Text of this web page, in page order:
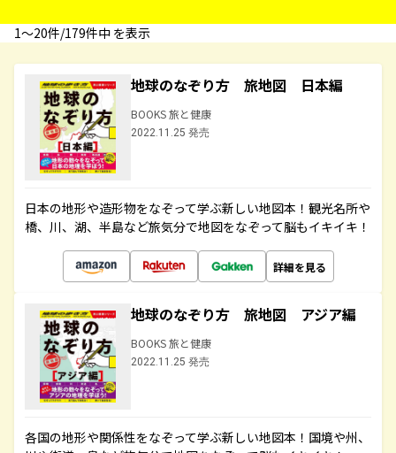
1〜20件/179件中 を表示
地球のなぞり方 旅地図 日本編
BOOKS 旅と健康
2022.11.25 発売
日本の地形や造形物をなぞって学ぶ新しい地図本！観光名所や
橋、川、湖、半島など旅気分で地図をなぞって脳もイキイキ！
詳細を見る
地球のなぞり方 旅地図 アジア編
BOOKS 旅と健康
2022.11.25 発売
各国の地形や関係性をなぞって学ぶ新しい地図本！国境や州、